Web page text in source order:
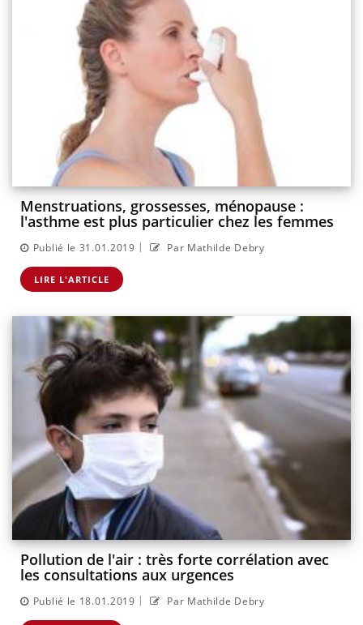
Menstruations, grossesses, ménopause :
l'asthme est plus particulier chez les femmes
Publié le 31.01.2019 | Par Mathilde Debry
LIRE L'ARTICLE
Pollution de l'air : très forte corrélation avec
les consultations aux urgences
Publié le 18.01.2019 | Par Mathilde Debry